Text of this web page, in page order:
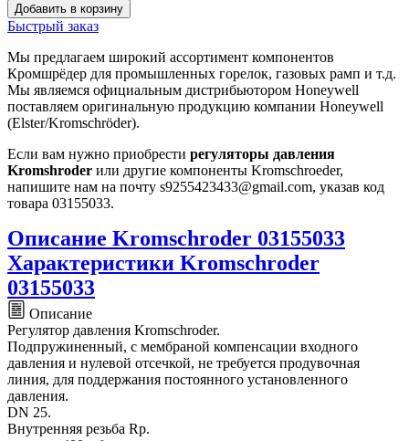
Добавить в корзину
Быстрый заказ
Мы предлагаем широкий ассортимент компонентов
Кромшрёдер для промышленных горелок, газовых рамп и т.д.
Мы являемся официальным дистрибьютором Honeywell
поставляем оригинальную продукцию компании Honeywell
(Elster/Kromschröder).
Если вам нужно приобрести регуляторы давления
Kromshroder или другие компоненты Kromschroeder,
напишите нам на почту s9255423433@gmail.com, указав код
товара 03155033.
Описание Kromschroder 03155033
Характеристики Kromschroder
03155033
Описание
Регулятор давления Kromschroder.
Подпружиненный, с мембраной компенсации входного
давления и нулевой отсечкой, не требуется продувочная
линия, для поддержания постоянного установленного
давления.
DN 25.
Внутренняя резьба Rp.